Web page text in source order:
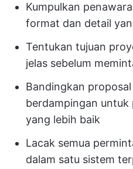
Kumpulkan
format dan detail
Tentukan tujuan
jelas sebelum
Bandingkan
berdampingan untuk
yang lebih baik
Lacak semua
dalam satu sistem